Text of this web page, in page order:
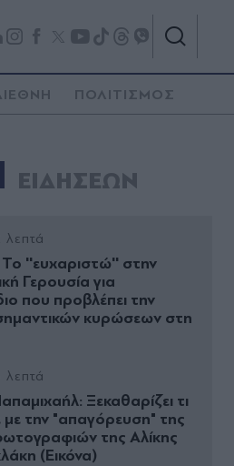
ΠΟΛΙΤΙΣΜΟΣ
ΕΙΔΗΣΕΩΝ
λεπτά
Το ''ευχαριστώ'' στην
Γερουσία για
που προβλέπει την
κυρώσεων στη
λεπτά
Ξεκαθαρίζει τι
με την "απαγόρευση" της
της Αλίκης
(Εικόνα)